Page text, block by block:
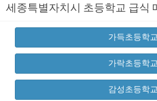
세종특별자치시 초등학교 급식
가득초등학교
가락초등학교
감성초등학교